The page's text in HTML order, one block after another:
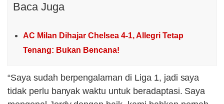
Baca Juga
AC Milan Dihajar Chelsea 4-1, Allegri Tetap
Tenang: Bukan Bencana!
“Saya sudah berpengalaman di Liga 1, jadi saya
tidak perlu banyak waktu untuk beradaptasi. Saya